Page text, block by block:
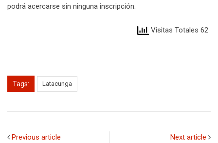
podrá acercarse sin ninguna inscripción.
Visitas Totales 62
Tags: Latacunga
Previous article Next article